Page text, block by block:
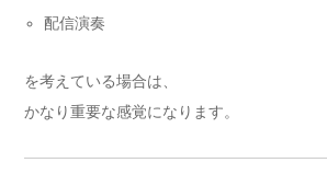
配信演奏
を考えている場合は、
かなり重要な感覚になります。